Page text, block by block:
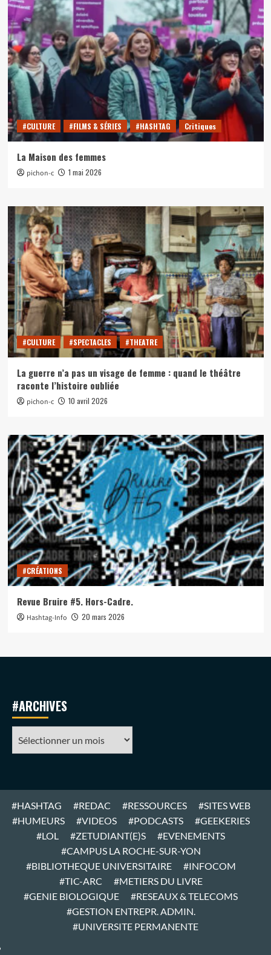
#CULTURE #FILMS & SÉRIES #HASHTAG Critiques
La Maison des femmes
pichon-c 1 mai 2026
#CULTURE #SPECTACLES #THEATRE
La guerre n’a pas un visage de femme : quand le théâtre
raconte l’histoire oubliée
pichon-c 10 avril 2026
#CRÉATIONS
Revue Bruire #5. Hors-Cadre.
Hashtag-Info 20 mars 2026
#ARCHIVES
#HASHTAG #REDAC #RESSOURCES
#SITES WEB
#HUMEURS
#VIDEOS #PODCASTS
#GEEKERIES
#LOL
#ZETUDIANT(E)S
#EVENEMENTS
#CAMPUS LA ROCHE-SUR-YON
#BIBLIOTHEQUE UNIVERSITAIRE
#INFOCOM
#TIC-ARC
#METIERS DU LIVRE
#GENIE BIOLOGIQUE
#RESEAUX & TELECOMS
#GESTION ENTREPR. ADMIN.
#UNIVERSITE PERMANENTE